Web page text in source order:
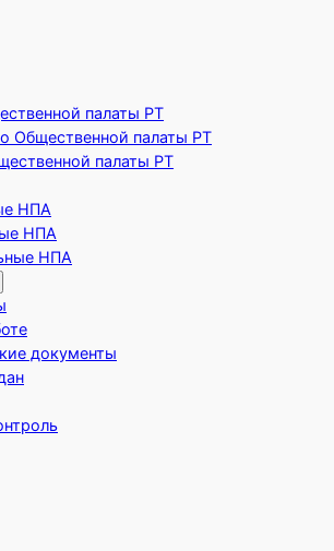
палаты РТ
Общественной палаты РТ
палаты РТ
НПА
НПА
НПА
документы